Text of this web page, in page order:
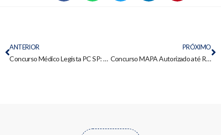
ANTERIOR
Concurso Médico Legista PC SP: Como o estudo de 57% do edital pode garantir sua aprovação
PRÓXIMO
Concurso MAPA Autorizado até R$ 16.555,33: 440 Vagas, Etapas e Disciplinas